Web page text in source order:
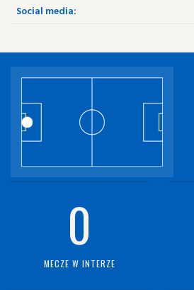
Social media:
0
MECZE W INTERZE